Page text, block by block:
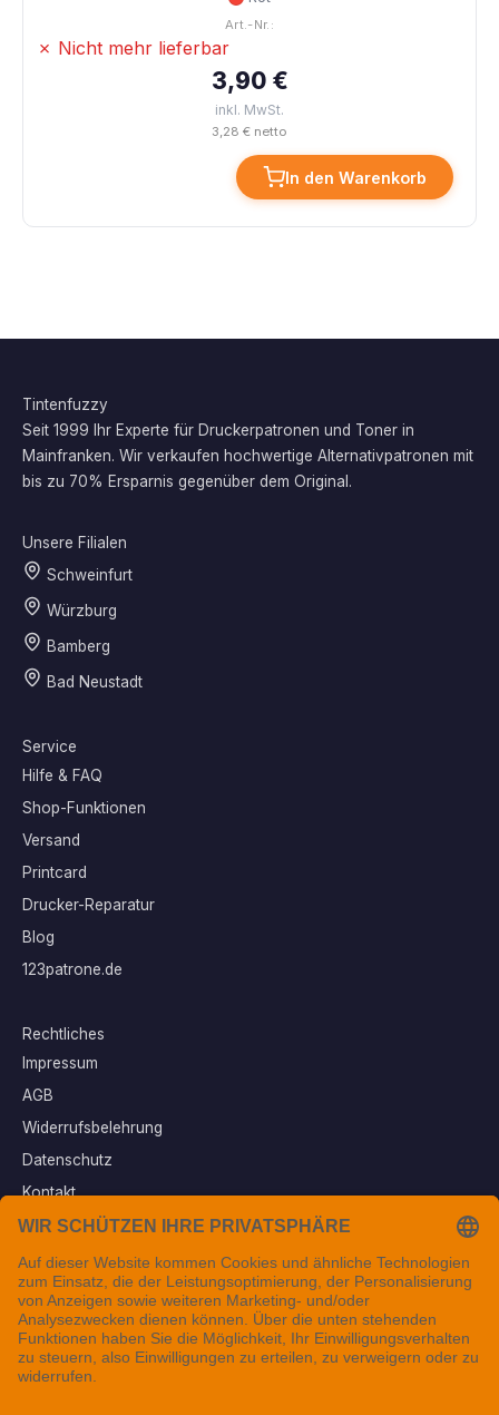
Art.-Nr.:
✗ Nicht mehr lieferbar
3,90 €
inkl. MwSt.
3,28 € netto
In den Warenkorb
Tintenfuzzy
Seit 1999 Ihr Experte für Druckerpatronen und Toner in
Mainfranken. Wir verkaufen hochwertige Alternativpatronen mit
bis zu 70% Ersparnis gegenüber dem Original.
Unsere Filialen
Schweinfurt
Würzburg
Bamberg
Bad Neustadt
Service
Hilfe & FAQ
Shop-Funktionen
Versand
Printcard
Drucker-Reparatur
Blog
123patrone.de
Rechtliches
Impressum
AGB
Widerrufsbelehrung
Datenschutz
Kontakt
Vertrag widerrufen
Sichere Zahlungsarten